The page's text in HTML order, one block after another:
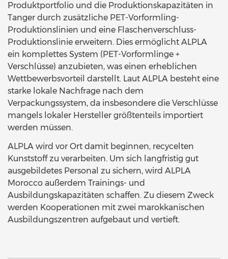
Produktportfolio und die Produktionskapazitäten in
Tanger durch zusätzliche PET-Vorformling-
Produktionslinien und eine Flaschenverschluss-
Produktionslinie erweitern. Dies ermöglicht ALPLA
ein komplettes System (PET-Vorformlinge +
Verschlüsse) anzubieten, was einen erheblichen
Wettbewerbsvorteil darstellt. Laut ALPLA besteht eine
starke lokale Nachfrage nach dem
Verpackungssystem, da insbesondere die Verschlüsse
mangels lokaler Hersteller größtenteils importiert
werden müssen.
ALPLA wird vor Ort damit beginnen, recycelten
Kunststoff zu verarbeiten. Um sich langfristig gut
ausgebildetes Personal zu sichern, wird ALPLA
Morocco außerdem Trainings- und
Ausbildungskapazitäten schaffen. Zu diesem Zweck
werden Kooperationen mit zwei marokkanischen
Ausbildungszentren aufgebaut und vertieft.